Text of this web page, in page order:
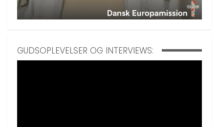
GUDSOPLEVELSER OG INTERVIEWS: